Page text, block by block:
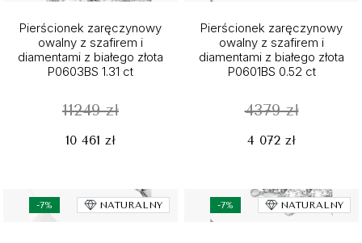
Pierścionek zaręczynowy
owalny z szafirem i
diamentami z białego złota
P0603BS 1.31 ct
11249 zł
10 461 zł
Pierścionek zaręczynowy
owalny z szafirem i
diamentami z białego złota
P0601BS 0.52 ct
4379 zł
4 072 zł
-7% NATURALNY -7% NATURALNY